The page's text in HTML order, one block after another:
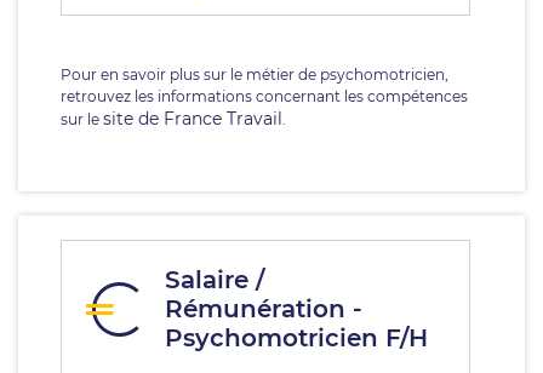
Pour en savoir plus sur le métier de psychomotricien,
retrouvez les informations concernant les compétences
sur le site de France Travail.
Salaire /
Rémunération -
Psychomotricien F/H